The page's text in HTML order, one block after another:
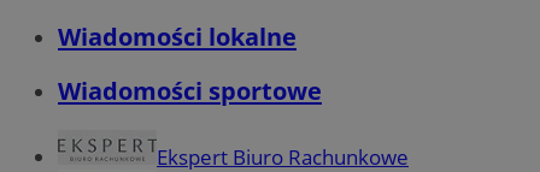
Wiadomości lokalne
Wiadomości sportowe
Ekspert Biuro Rachunkowe